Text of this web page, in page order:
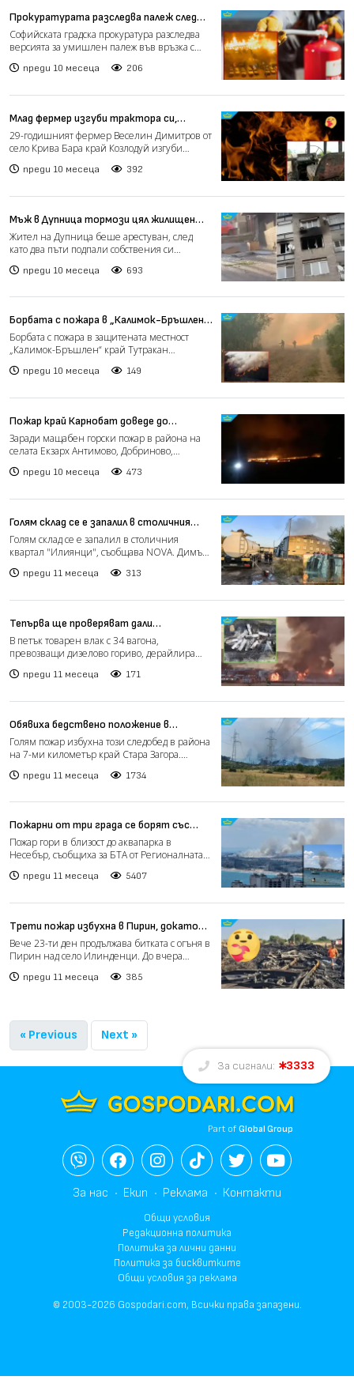
Прокуратурата разследва палеж след
пожара в столичния "Гоце Делчев"
(видео)
Софийската градска прокуратура разследва
версията за умишлен палеж във връзка с
преди 10 месеца 206
Млад фермер изгуби трактора си,
помагайки за спасяването на село от
пожар (видео)
29-годишният фермер Веселин Димитров от
село Крива Бара край Козлодуй изгуби
преди 10 месеца 392
Мъж в Дупница тормози цял жилищен
блок, запали жилището си два пъти за
ден (видео)
Жител на Дупница беше арестуван, след
като два пъти подпали собствения си
преди 10 месеца 693
Борбата с пожара в „Калимок-Бръшлен“
продължава, застрашени са местни
видове (видео)
Борбата с пожара в защитената местност
„Калимок-Бръшлен“ край Тутракан
преди 10 месеца 149
Пожар край Карнобат доведе до
частично бедствено положение в
района
Заради мащабен горски пожар в района на
селата Екзарх Антимово, Добриново,
преди 10 месеца 473
Голям склад се е запалил в столичния
квартал "Илиянци" (видео)
Голям склад се е запалил в столичния
квартал "Илиянци", съобщава NOVA. Димът
преди 11 месеца 313
Тепърва ще проверяват дали
дерайлиралият и запалил се влак с
дизелово гориво заплашва с
В петък товарен влак с 34 вагона,
превозващи дизелово гориво, дерайлира
преди 11 месеца 171
Обявиха бедствено положение в
старозагорско заради пореден пожар
Голям пожар избухна този следобед в района
на 7-ми километър край Стара Загора.
преди 11 месеца 1734
Пожарни от три града се борят със
стихия в Несебър (видео)
Пожар гори в близост до аквапарка в
Несебър, съобщиха за БТА от Регионалната
преди 11 месеца 5407
Tрети пожар избухна в Пирин, докато
вече 23 дни пожарникари и доброволци
се борят с други два
Вече 23-ти ден продължава битката с огъня в
Пирин над село Илинденци. До вчера
преди 11 месеца 385
« Previous Next »
За сигнали: 3333
Part ofGlobal Group
За нас Екип Реклама Контакти
Общи условия
Редакционна политика
Политика за лични данни
Политика за бисквитките
Общи условия за реклама
© 2003-2026 Gospodari.com, Всички права запазени.